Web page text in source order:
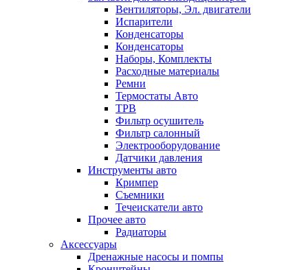
Вентиляторы, Эл. двигатели
Испарители
Конденсаторы
Конденсаторы
Наборы, Комплекты
Расходные материалы
Ремни
Термостаты Авто
ТРВ
Фильтр осушитель
Фильтр салонный
Электрооборудование
Датчики давления
Инструменты авто
Кримпер
Съемники
Течеискатели авто
Прочее авто
Радиаторы
Аксессуары
Дренажные насосы и помпы